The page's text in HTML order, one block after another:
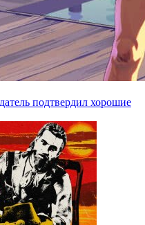
подтвердил хорошие